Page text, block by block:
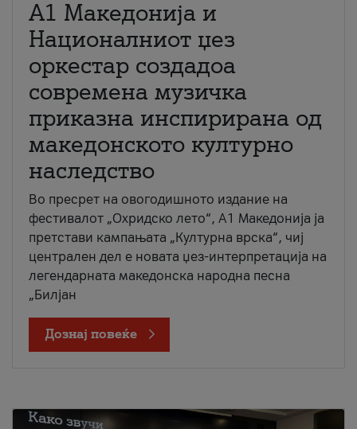
А1 Македонија и
Националниот џез
оркестар создадоа
современа музичка
приказна инспирирана од
македонското културно
наследство
Во пресрет на овогодишното издание на
фестивалот „Охридско лето“, А1 Македонија ја
претстави кампањата „Културна врска“, чиј
централен дел е новата џез-интерпретација на
легендарната македонска народна песна
„Билјан
Дознај повеќе